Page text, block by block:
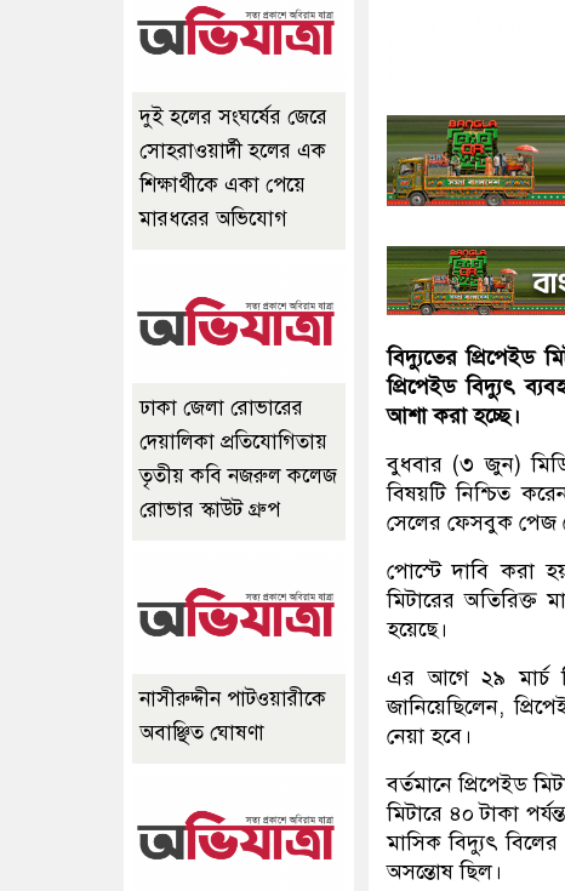
বিদ্যুতের প্রিপেইড
প্রিপেইড বিদ্যুৎ
আশা করা হচ্ছে।
বুধবার (৩ জুন)
বিষয়টি নিশ্চিত
সেলের ফেসবুক পেজ
পোস্টে দাবি করা
মিটারের অতিরিক্ত
হয়েছে।
এর আগে ২৯ মার্চ
জানিয়েছিলেন,
নেয়া হবে।
বর্তমানে প্রিপেইড
মিটারে ৪০ টাকা
মাসিক বিদ্যুৎ
অসন্তোষ ছিল।
দুই হলের সংঘর্ষের জেরে
সোহরাওয়ার্দী হলের এক
শিক্ষার্থীকে একা পেয়ে
মারধরের অভিযোগ
ঢাকা জেলা রোভারের
দেয়ালিকা প্রতিযোগিতায়
তৃতীয় কবি নজরুল কলেজ
রোভার স্কাউট গ্রুপ
নাসীরুদ্দীন পাটওয়ারীকে
অবাঞ্ছিত ঘোষণা